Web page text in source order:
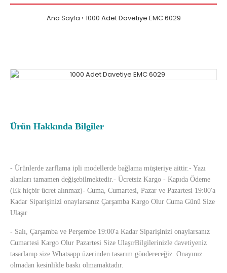
Ana Sayfa 1000 Adet Davetiye EMC 6029
Ürün Hakkında Bilgiler
- Ürünlerde zarflama ipli modellerde bağlama müşteriye aittir.- Yazı
alanları tamamen değişebilmektedir.- Ücretsiz Kargo - Kapıda Ödeme
(Ek hiçbir ücret alınmaz)- Cuma, Cumartesi, Pazar ve Pazartesi 19:00'a
Kadar Siparişinizi onaylarsanız Çarşamba Kargo Olur Cuma Günü Size
Ulaşır
- Salı, Çarşamba ve Perşembe 19:00'a Kadar Siparişinizi onaylarsanız
Cumartesi Kargo Olur Pazartesi Size UlaşırBilgilerinizle davetiyeniz
tasarlanıp size Whatsapp üzerinden tasarım göndereceğiz. Onayınız
olmadan kesinlikle baskı olmamaktadır.